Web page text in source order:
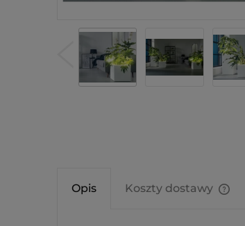
Opis Koszty dostawy